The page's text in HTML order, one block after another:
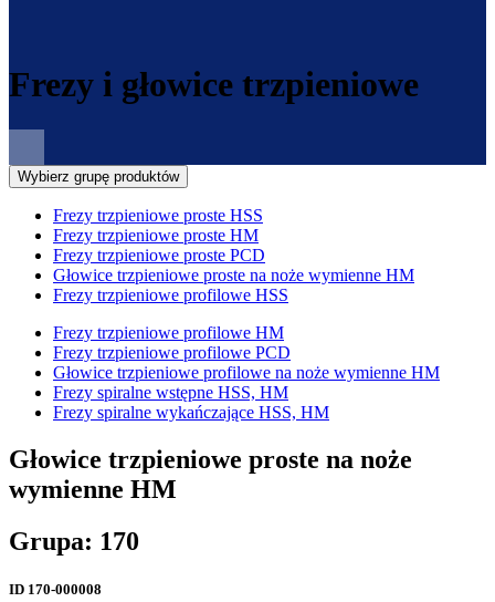
Frezy i głowice trzpieniowe
Wybierz grupę produktów
Frezy trzpieniowe proste HSS
Frezy trzpieniowe proste HM
Frezy trzpieniowe proste PCD
Głowice trzpieniowe proste na noże wymienne HM
Frezy trzpieniowe profilowe HSS
Frezy trzpieniowe profilowe HM
Frezy trzpieniowe profilowe PCD
Głowice trzpieniowe profilowe na noże wymienne HM
Frezy spiralne wstępne HSS, HM
Frezy spiralne wykańczające HSS, HM
Głowice trzpieniowe proste na noże
wymienne HM
Grupa: 170
ID 170-000008